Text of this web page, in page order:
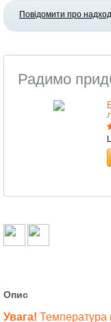
Повідомити про
Радимо
Опис
Увага! Температура